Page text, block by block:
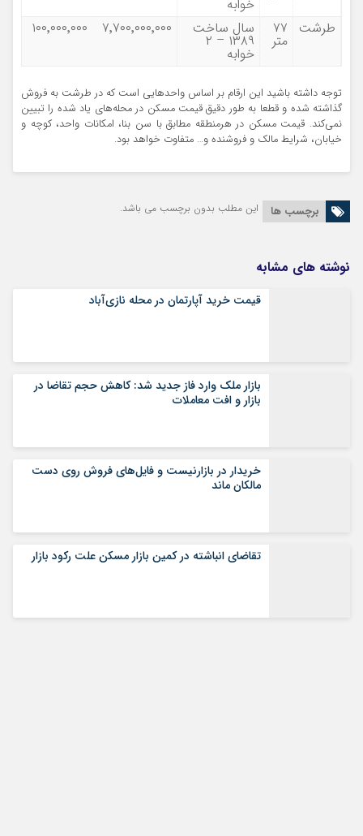
خوابه
طرشت ۷۷
متر
سال ساخت
۱۳۸۹ – ۲
خوابه
۷٬۷۰۰٬۰۰۰٬۰۰۰ ۱۰۰٬۰۰۰٬۰۰۰
توجه داشته باشید این ارقام بر اساس واحدهایی است که در طرشت به فروش
گذاشته شده و قطعا به طور دقیق قیمت مسکن در محله‌های یاد شده را تبیین
نمی‌کند. قیمت مسکن در هرمنطقه مطابق با سن بنا، امکانات واحد، کوچه و
خیابان، شرایط مالک و فروشنده و… متفاوت خواهد بود.
برچسب ها این مطلب بدون برچسب می باشد.
نوشته های مشابه
قیمت خرید آپارتمان در محله نازی‌آباد
بازار ملک وارد فاز جدید شد: کاهش حجم تقاضا در
بازار و افت معاملات
خریدار در بازارنیست و فایل‌های فروش روی دست
مالکان ماند
تقاضای انباشته در کمین بازار مسکن علت رکود بازار